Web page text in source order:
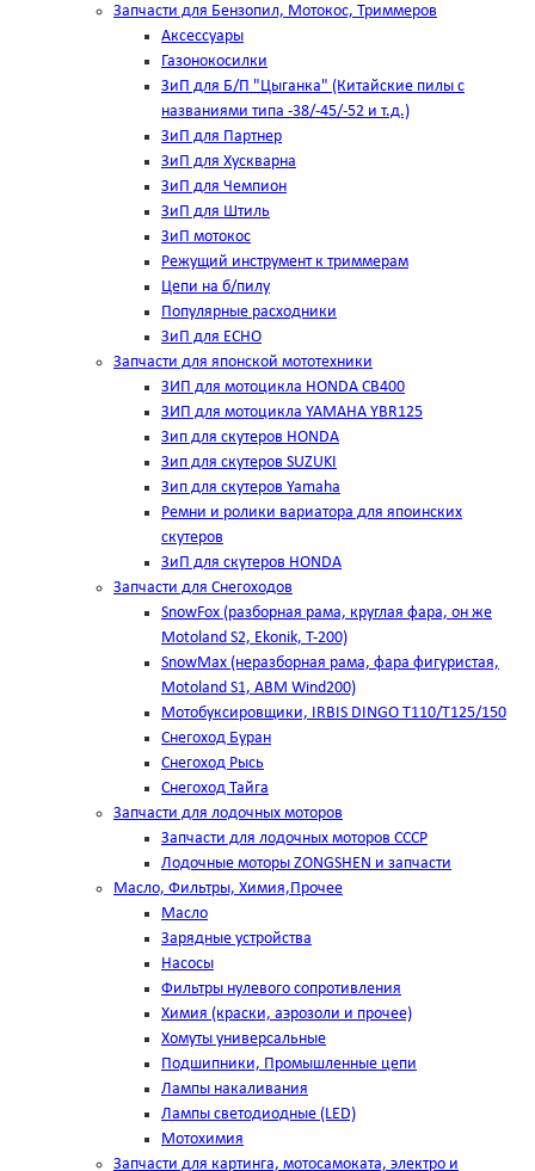
Запчасти для Бензопил, Мотокос, Триммеров
Аксессуары
Газонокосилки
ЗиП для Б/П "Цыганка" (Китайские пилы с
названиями типа -38/-45/-52 и т.д.)
ЗиП для Партнер
ЗиП для Хускварна
ЗиП для Чемпион
ЗиП для Штиль
ЗиП мотокос
Режущий инструмент к триммерам
Цепи на б/пилу
Популярные расходники
ЗиП для ЕСНО
Запчасти для японской мототехники
ЗИП для мотоцикла HONDA CB400
ЗИП для мотоцикла YAMAHA YBR125
Зип для скутеров HONDA
Зип для скутеров SUZUKI
Зип для скутеров Yamaha
Ремни и ролики вариатора для япоинских
скутеров
ЗиП для скутеров HONDA
Запчасти для Снегоходов
SnowFox (разборная рама, круглая фара, он же
Motoland S2, Ekonik, T-200)
SnowMax (неразборная рама, фара фигуристая,
Motoland S1, ABM Wind200)
Мотобуксировщики, IRBIS DINGO Т110/Т125/150
Снегоход Буран
Снегоход Рысь
Снегоход Тайга
Запчасти для лодочных моторов
Запчасти для лодочных моторов СССР
Лодочные моторы ZONGSHEN и запчасти
Масло, Фильтры, Химия,Прочее
Масло
Зарядные устройства
Насосы
Фильтры нулевого сопротивления
Химия (краски, аэрозоли и прочее)
Хомуты универсальные
Подшипники, Промышленные цепи
Лампы накаливания
Лампы светодиодные (LED)
Мотохимия
Запчасти для картинга, мотосамоката, электро и